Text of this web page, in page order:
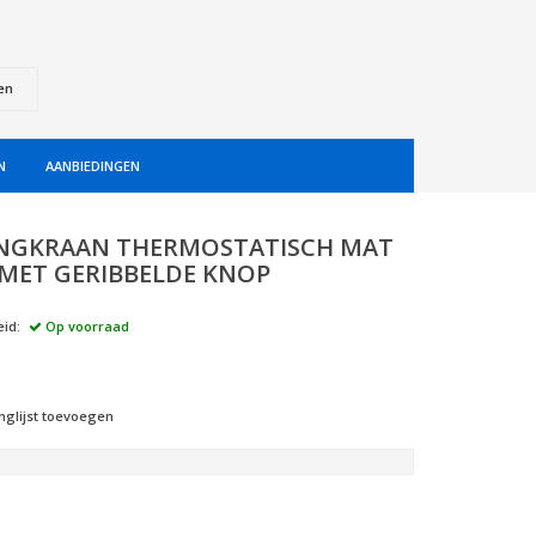
AANBIEDINGEN
THERMOSTATISCH MAT
GERIBBELDE KNOP
Op voorraad
toevoegen